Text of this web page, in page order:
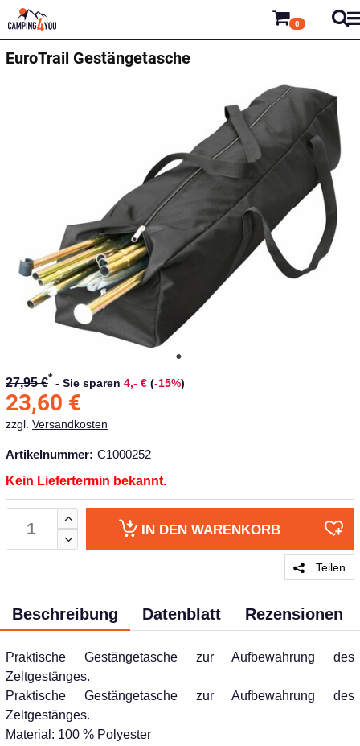
0
EuroTrail Gestängetasche
27,95 €* - Sie sparen 4,- € (-15%)
23,60 €
zzgl. Versandkosten
Artikelnummer: C1000252
Kein Liefertermin bekannt.
IN DEN WARENKORB
Teilen
Beschreibung Datenblatt Rezensionen
Praktische Gestängetasche zur Aufbewahrung des
Zeltgestänges.
Praktische Gestängetasche zur Aufbewahrung des
Zeltgestänges.
Material: 100 % Polyester